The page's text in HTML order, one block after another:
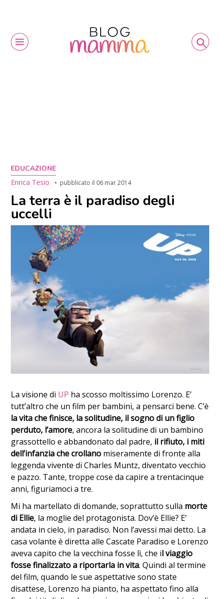
EDUCAZIONE
Enrica Tesio
pubblicato il 06 mar 2014
La terra è il paradiso degli
uccelli
La visione di UP ha scosso moltissimo Lorenzo. E’
tutt’altro che un film per bambini, a pensarci bene. C’è
la vita che finisce, la solitudine, il sogno di un figlio
perduto, l’amore, ancora la solitudine di un bambino
grassottello e abbandonato dal padre, il rifiuto, i miti
dell’infanzia che crollano miseramente di fronte alla
leggenda vivente di Charles Muntz, diventato vecchio
e pazzo. Tante, troppe cose da capire a trentacinque
anni, figuriamoci a tre.
Mi ha martellato di domande, soprattutto sulla morte
di Ellie, la moglie del protagonista. Dov’è Ellie? E’
andata in cielo, in paradiso. Non l’avessi mai detto. La
casa volante è diretta alle Cascate Paradiso e Lorenzo
aveva capito che la vecchina fosse lì, che il viaggio
fosse finalizzato a riportarla in vita. Quindi al termine
del film, quando le sue aspettative sono state
disattese, Lorenzo ha pianto, ha aspettato fino alla